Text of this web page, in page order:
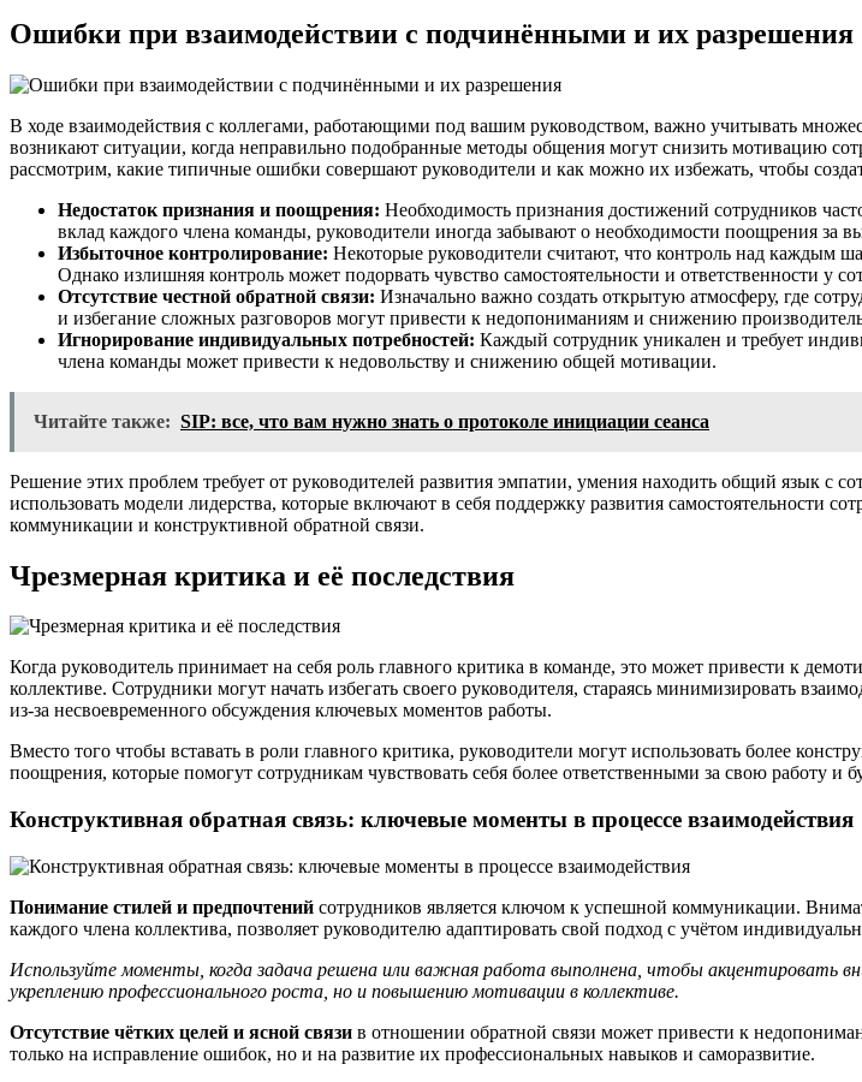
Ошибки при взаимодействии с подчинёнными и их разрешения
В ходе взаимодействия с коллегами, работающими под вашим руководством, важно учитывать
возникают ситуации, когда неправильно подобранные методы общения могут снизить мотивацию
рассмотрим, какие типичные ошибки совершают руководители и как можно их избежать, чтобы
Недостаток признания и поощрения: Необходимость признания достижений сотрудников
вклад каждого члена команды, руководители иногда забывают о необходимости поощрения за
Избыточное контролирование: Некоторые руководители считают, что контроль над каждым
Однако излишняя контроль может подорвать чувство самостоятельности и ответственности у
Отсутствие честной обратной связи: Изначально важно создать открытую атмосферу, где
и избегание сложных разговоров могут привести к недопониманиям и снижению
Игнорирование индивидуальных потребностей: Каждый сотрудник уникален и требует
члена команды может привести к недовольству и снижению общей мотивации.
Читайте также: SIP: все, что вам нужно знать о протоколе инициации сеанса
Решение этих проблем требует от руководителей развития эмпатии, умения находить общий язык
использовать модели лидерства, которые включают в себя поддержку развития самостоятельности
коммуникации и конструктивной обратной связи.
Чрезмерная критика и её последствия
Когда руководитель принимает на себя роль главного критика в команде, это может привести к
коллективе. Сотрудники могут начать избегать своего руководителя, стараясь минимизировать
из-за несвоевременного обсуждения ключевых моментов работы.
Вместо того чтобы вставать в роли главного критика, руководители могут использовать более
поощрения, которые помогут сотрудникам чувствовать себя более ответственными за свою работу
Конструктивная обратная связь: ключевые моменты в процессе взаимодействия
Понимание стилей и предпочтений сотрудников является ключом к успешной коммуникации.
каждого члена коллектива, позволяет руководителю адаптировать свой подход с учётом
Используйте моменты, когда задача решена или важная работа выполнена, чтобы акцентировать
укреплению профессионального роста, но и повышению мотивации в коллективе.
Отсутствие чётких целей и ясной связи в отношении обратной связи может привести к
только на исправление ошибок, но и на развитие их профессиональных навыков и саморазвитие.